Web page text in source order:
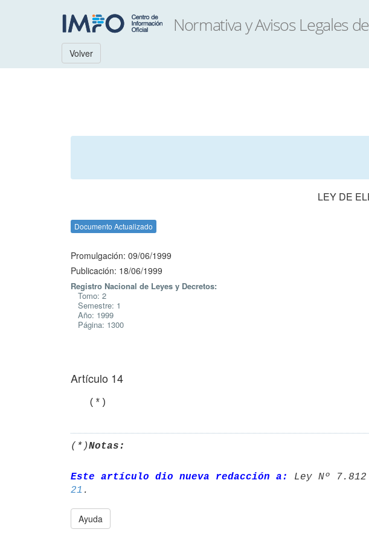
Volver
LEY DE
Documento Actualizado
Promulgación: 09/06/1999
Publicación: 18/06/1999
Registro Nacional de Leyes y Decretos:
Tomo: 2
Semestre: 1
Año: 1999
Página: 1300
Artículo 14
   (*)
(*)Notas:
Este artículo dio nueva redacción a:
Ley Nº
21
Ayuda